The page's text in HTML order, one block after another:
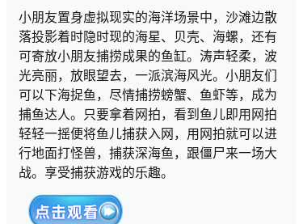
小朋友置身虚拟现实的海洋场景中，沙滩边散
落投影着时隐时现的海星、贝壳、海螺，还有
可寄放小朋友捕捞成果的鱼缸。涛声轻柔，波
光亮丽，放眼望去，一派滨海风光。小朋友们
可以下海捉鱼，尽情捕捞螃蟹、鱼虾等，成为
捕鱼达人。只要拿着网拍，看到鱼儿即用网拍
轻轻一摇便将鱼儿捕获入网，用网拍就可以进
行地面打怪兽，捕获深海鱼，跟僵尸来一场大
战。享受捕获游戏的乐趣。